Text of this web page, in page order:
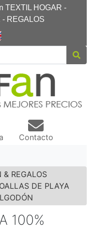
TEXTIL HOGAR -
REGALOS
Contacto
& REGALOS
DE PLAYA
100%